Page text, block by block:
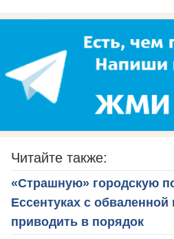
Читайте также:
«Страшную» городскую
Ессентуках с обваленной
приводить в порядок